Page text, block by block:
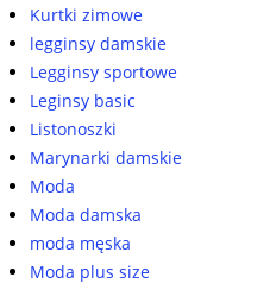
Kurtki zimowe
legginsy damskie
Legginsy sportowe
Leginsy basic
Listonoszki
Marynarki damskie
Moda
Moda damska
moda męska
Moda plus size